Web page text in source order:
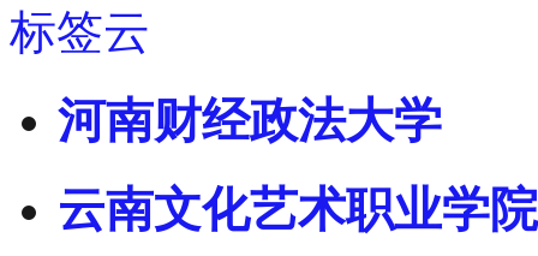
标签云
河南财经政法大学
云南文化艺术职业学院